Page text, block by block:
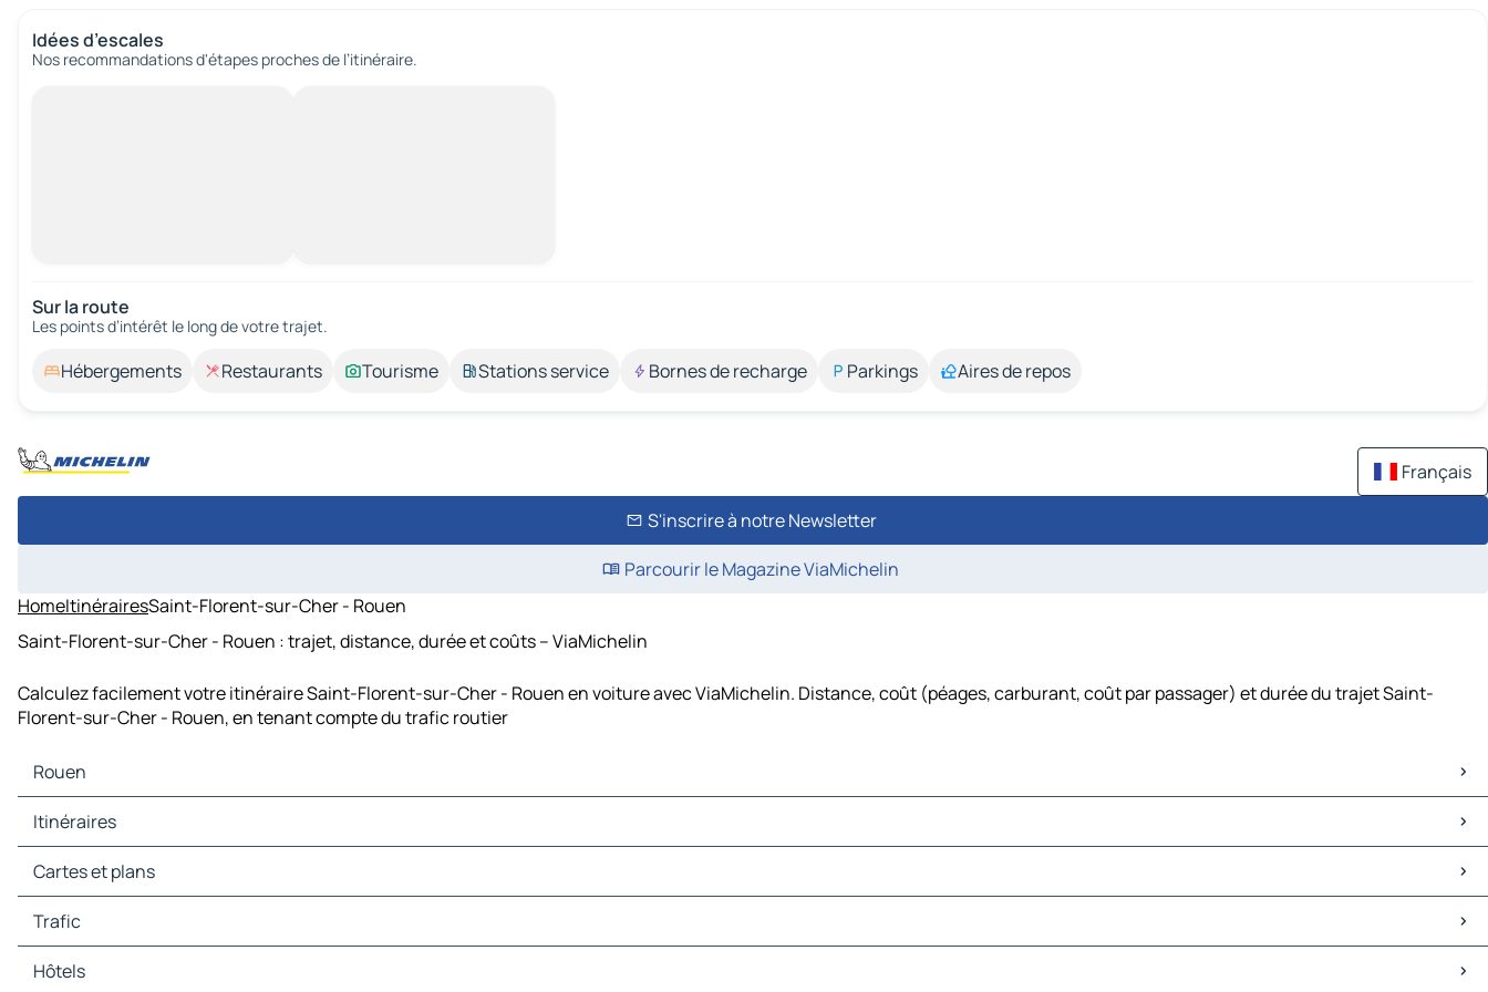
Idées d’escales
Nos recommandations d'étapes proches de l’itinéraire.
Sur la route
Les points d’intérêt le long de votre trajet.
Hébergements Restaurants Tourisme Stations service Bornes de recharge Parkings Aires de repos
Français
S'inscrire à notre Newsletter
Parcourir le Magazine ViaMichelin
HomeItinérairesSaint-Florent-sur-Cher - Rouen
Saint-Florent-sur-Cher - Rouen : trajet, distance, durée et coûts – ViaMichelin
Calculez facilement votre itinéraire Saint-Florent-sur-Cher - Rouen en voiture avec ViaMichelin. Distance, coût (péages, carburant, coût par passager) et durée du trajet Saint-
Florent-sur-Cher - Rouen, en tenant compte du trafic routier
Rouen
Rouen Cartes et plans
Rouen Trafic
Rouen Hôtels
Rouen Restaurants
Rouen Stations-service
Itinéraires
Itinéraires Rouen - Paris
Itinéraires Rouen - Orléans
Itinéraires Rouen - Lille
Itinéraires Rouen - Évreux
Itinéraires Rouen - Beauvais
Itinéraires Rouen - Pontoise
Cartes et plans
Cartes et plans Paris
Cartes et plans Orléans
Cartes et plans Lille
Cartes et plans Évreux
Trafic
Trafic Paris
Trafic Orléans
Hôtels